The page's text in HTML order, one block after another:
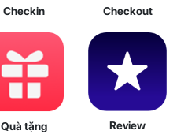
Checkin Checkout
Quà tặng Review